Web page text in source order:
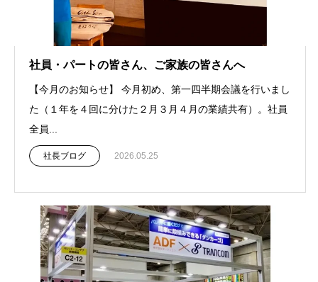
社員・パートの皆さん、ご家族の皆さんへ
【今月のお知らせ】 今月初め、第一四半期会議を行いまし
た（１年を４回に分けた２月３月４月の業績共有）。社員
全員...
社長ブログ 2026.05.25